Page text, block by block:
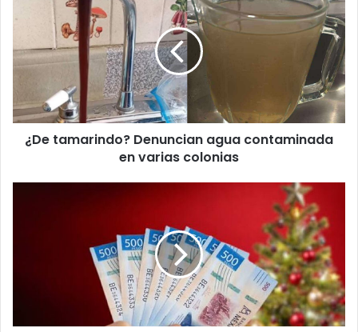
tamarindo?
Denuncian
contaminada
en
colonias
¿De tamarindo? Denuncian agua contaminada
en varias colonias
tu